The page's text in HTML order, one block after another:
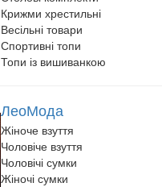
Крижми хрестильні
Весільні товари
Спортивні топи
Топи із вишиванкою
ЛеоМода
Жіноче взуття
Чоловіче взуття
Чоловічі сумки
Жіночі сумки